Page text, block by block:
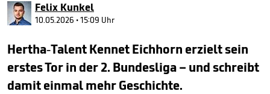
Felix Kunkel
10.05.2026 • 15:09 Uhr
Hertha-Talent Kennet Eichhorn erzielt sein
erstes Tor in der 2. Bundesliga – und schreibt
damit einmal mehr Geschichte.